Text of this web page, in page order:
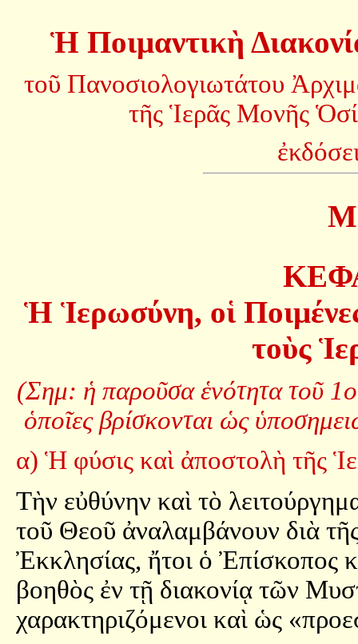
Ἡ Ποιμαντικὴ
τοῦ Πανοσιολογιωτάτου
τῆς Ἱερᾶς Μονῆς
Ἡ Ἱερωσύνη, οἱ
τοὺς
(Σημ: ἡ παροῦσα ἑνότητα τοῦ
ὁποῖες βρίσκονται ὡς
α) Ἡ φύσις καὶ ἀποστολὴ τῆς
Τὴν εὐθύνην καὶ τὸ
τοῦ Θεοῦ ἀναλαμβάνουν διὰ
Ἐκκλησίας, ἤτοι ὁ Ἐπίσκοπος
βοηθὸς ἐν τῇ διακονίᾳ τῶν
χαρακτηριζόμενοι καὶ ὡς